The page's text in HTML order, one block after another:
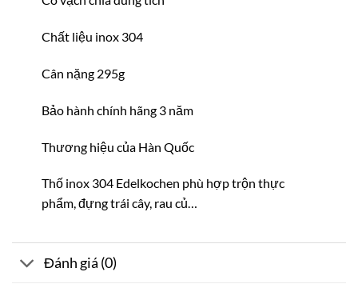
Chất liệu inox 304
Cân nặng 295g
Bảo hành chính hãng 3 năm
Thương hiệu của Hàn Quốc
Thố inox 304 Edelkochen phù hợp trộn thực
phẩm, đựng trái cây, rau củ…
Đánh giá (0)